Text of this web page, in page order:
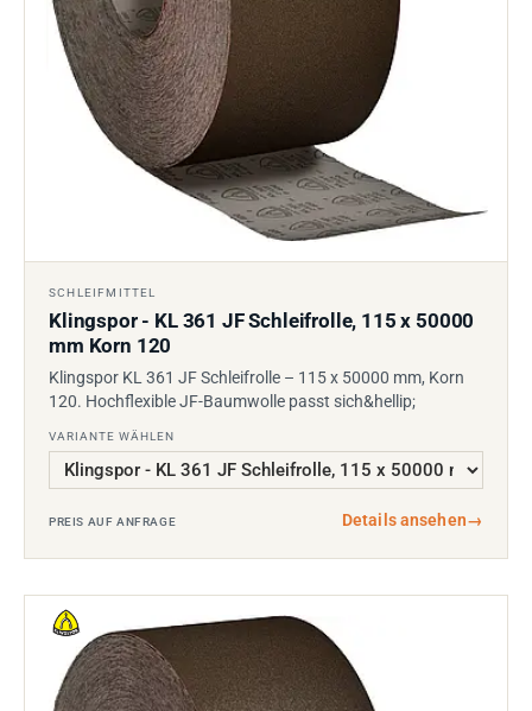
SCHLEIFMITTEL
Klingspor - KL 361 JF Schleifrolle, 115 x 50000
mm Korn 120
Klingspor KL 361 JF Schleifrolle – 115 x 50000 mm, Korn
120. Hochflexible JF-Baumwolle passt sich&hellip;
VARIANTE WÄHLEN
PREIS AUF ANFRAGE Details ansehen→